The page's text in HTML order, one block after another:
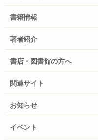
書籍情報
著者紹介
書店・図書館の方へ
関連サイト
お知らせ
イベント